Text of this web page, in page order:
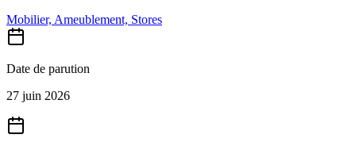
Mobilier, Ameublement, Stores
Date de parution
27 juin 2026